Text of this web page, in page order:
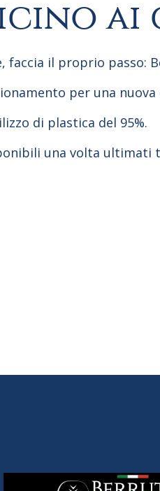
ai
faccia il proprio passo:
per una
di plastica del 95%.
una volta